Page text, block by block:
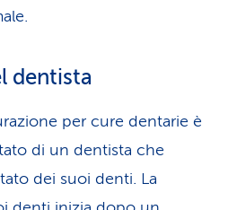
dentista
per cure dentarie è
di un dentista che
dei suoi denti. La